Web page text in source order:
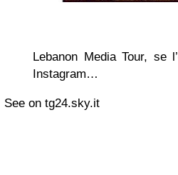
Lebanon Media Tour, se
Instagram…
See on tg24.sky.it